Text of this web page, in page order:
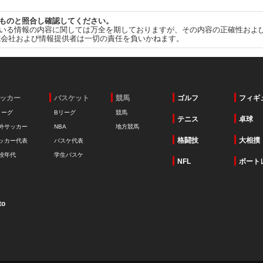
のと照合し確認してください。
る情報の内容に関しては万全を期しておりますが、その内容の正確性お
社および情報提供者は一切の責任を負いかねます。
カー
ーグ
サッカー
カー代表
年代
バスケット
Bリーグ
NBA
バスケ代表
学生バスケ
競馬
競馬
地方競馬
ゴルフ フィギ
テニス 卓球
格闘技 大相撲
NFL ボート